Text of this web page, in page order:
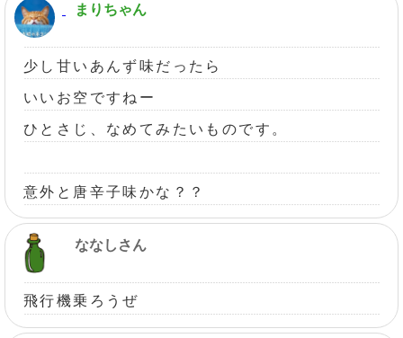
まりちゃん
少し甘いあんず味だったら
いいお空ですねー
ひとさじ、なめてみたいものです。
意外と唐辛子味かな？？
ななしさん
飛行機乗ろうぜ